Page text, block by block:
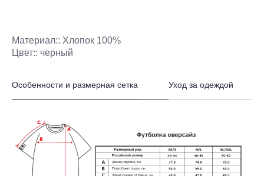
Материал:: Хлопок 100%
Цвет:: черный
Особенности и размерная сетка Уход за одеждой